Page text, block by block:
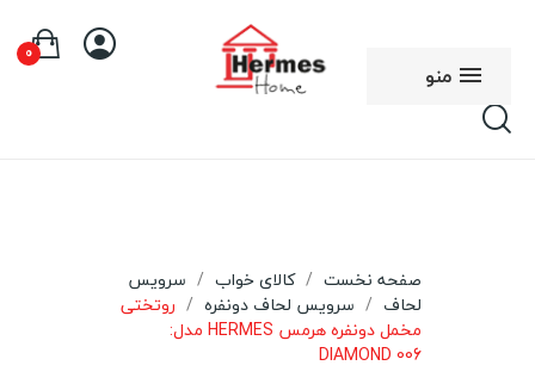
منو
0
صفحه نخست کالای خواب
سرویس
لحاف
سرویس لحاف دونفره
روتختی
مخمل دونفره هرمس HERMES مدل:
DIAMOND 006